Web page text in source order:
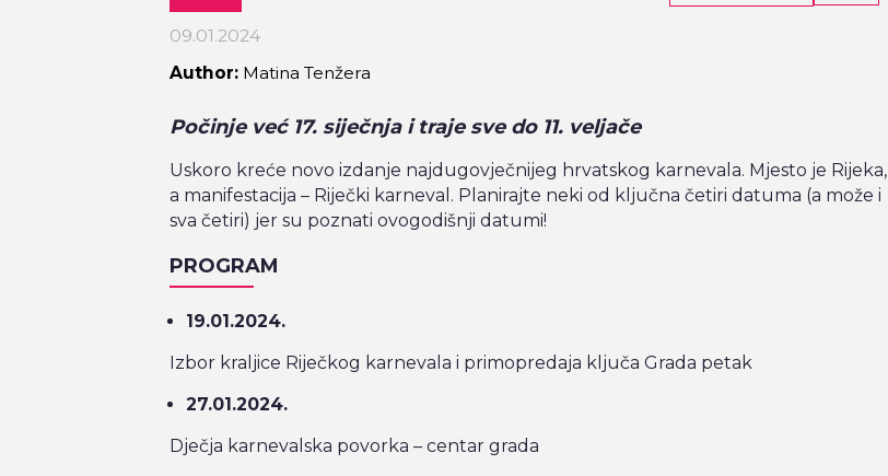
09.01.2024
Author: Matina Tenžera
Počinje već 17. siječnja i traje sve do 11. veljače
Uskoro kreće novo izdanje najdugovječnijeg hrvatskog karnevala. Mjesto je Rijeka,
a manifestacija – Riječki karneval. Planirajte neki od ključna četiri datuma (a može i
sva četiri) jer su poznati ovogodišnji datumi!
PROGRAM
19.01.2024.
Izbor kraljice Riječkog karnevala i primopredaja ključa Grada petak
27.01.2024.
Dječja karnevalska povorka – centar grada
KAFIĆI
Pri Nami
Zakmardijeve stube 4
DOMAĆA KUHINJA
Gajbica
Vlaška ulica 7